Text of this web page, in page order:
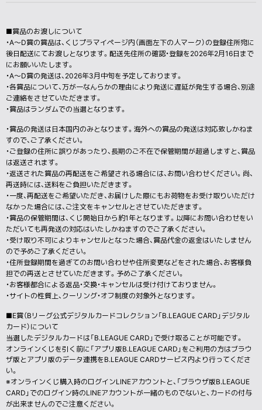
■賞品のお渡しについて
・A〜D賞の賞品は、くじプラマイページ内（画面左下の人マーク）の登録住所宛に
後日配送にてお渡しとなります。配送先住所の確認・登録を2026年2月16日まで
にお願いいたします。
・A〜D賞の発送は、2026年3月中旬を予定しております。
・各賞品について、万が一なんらかの理由により発送に遅延が発生する場合、別途
ご連絡をさせていただきます。
・賞品はランダムでの当選となります。
・賞品の発送は日本国内のみとなります。海外への賞品の発送は対応致しかねま
すので、ご了承ください。
・ご登録の住所に誤りがあったり、長期のご不在で保管期間が超過しますと、賞品
は返送されます。
・返送された賞品の再配送をご希望される場合には、お問い合わせください。尚、
再送時には、送料をご負担いただきます。
・一度、再配送をご希望いただき、お届けした際にもお荷物をお受け取りいただけ
なかった場合には、ご注文をキャンセルとさせていただきます。
・賞品の保管期間は、くじ開始日から約1年となります。以降にお問い合わせをい
ただいても再発送の対応はいたしかねますのでご了承ください。
・受け取り不可によりキャンセルとなった場合、賞品代金の返金はいたしません
ので予めご了承ください。
・住所登録期間を過ぎてのお問い合わせや住所変更などをされた場合、お客様負
担での再送とさせていただきます。予めご了承ください。
・お客様都合による返品・交換・キャンセルは受け付けておりません。
・サイトの性質上、クーリング・オフ制度の対象外となります。
■E賞（Bリーグ公式デジタルカードコレクション「B.LEAGUE CARD」デジタル
カード）について
当選したデジタルカードは「B.LEAGUE CARD」で受け取ることが可能です。
オンラインくじを引く前に「アプリ版B.LEAGUE CARD」をご利用の方はブラウ
ザ版とアプリ版のデータ連携をB.LEAGUE CARDサービス内より行ってくださ
い。
※オンラインくじ購入時のログインLINEアカウントと、「ブラウザ版B.LEAGUE
CARD」でのログイン時のLINEアカウントが一緒のものでないと、カードの付与
が出来ませんのでご注意ください。